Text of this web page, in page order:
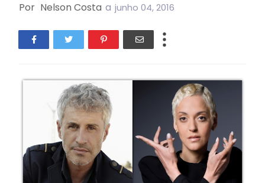
Por Nelson Costa a junho 04, 2016